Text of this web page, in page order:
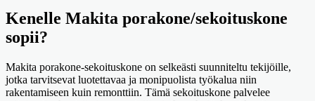
Kenelle Makita porakone/sekoituskone
sopii?
Makita porakone-sekoituskone on selkeästi suunniteltu tekijöille,
jotka tarvitsevat luotettavaa ja monipuolista työkalua niin
rakentamiseen kuin remonttiin. Tämä sekoituskone palvelee